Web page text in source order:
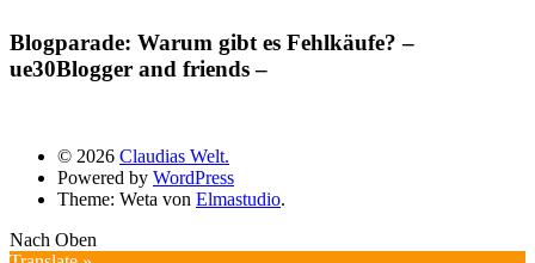
Blogparade: Warum gibt es Fehlkäufe? –
ue30Blogger and friends –
© 2026 Claudias Welt.
Powered by WordPress
Theme: Weta von Elmastudio.
Nach Oben